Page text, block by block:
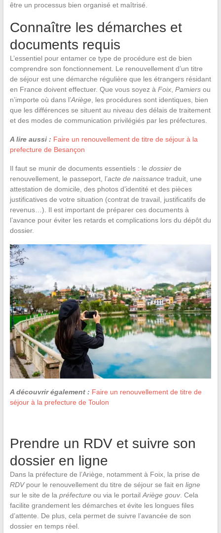
être un processus bien organisé et maîtrisé.
Connaître les démarches et
documents requis
L’essentiel pour entamer ce type de procédure est de bien
comprendre son fonctionnement. Le renouvellement d’un titre
de séjour est une démarche régulière que les étrangers résidant
en France doivent effectuer. Que vous soyez à Foix, Pamiersou
n’importe où dans l’Ariège, les procédures sont identiques, bien
que les différences se situent au niveau des délais de traitement
et des modes de communication privilégiés par les préfectures.
A lire aussi : Faire un renouvellement de titre de séjour à la
prefecture de Besançon
Il faut se munir de documents essentiels : le dossierde
renouvellement, le passeport, l’acte de naissancetraduit, une
attestation de domicile, des photos d’identité et des pièces
justificatives de votre situation (contrat de travail, justificatifs de
revenus…). Il est important de préparer ces documents à
l’avance pour éviter les retards et complications lors du dépôt du
dossier.
A découvrir également : Faire un renouvellement de titre de
séjour à la prefecture de Toulon
Prendre un RDV et suivre son
dossier en ligne
Dans la préfecture de l’Ariège, notamment à Foix, la prise de
RDVpour le renouvellement du titre de séjour se fait en ligne
sur le site de la préfectureou via le portail Ariège gouv. Cela
facilite grandement les démarches et évite les longues files
d’attente. De plus, cela permet de suivre l’avancée de son
dossier en temps réel.